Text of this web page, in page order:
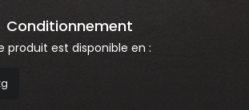
Conditionnement
produit est disponible en :